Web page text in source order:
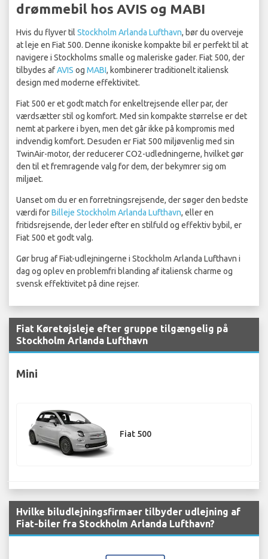
drømmebil hos AVIS og MABI
Hvis du flyver til Stockholm Arlanda Lufthavn, bør du overveje
at leje en Fiat 500. Denne ikoniske kompakte bil er perfekt til at
navigere i Stockholms smalle og maleriske gader. Fiat 500, der
tilbydes afAVIS og MABI, kombinerer traditionelt italiensk
design med moderne effektivitet.
Fiat 500 er et godt match for enkeltrejsende eller par, der
værdsætter stil og komfort. Med sin kompakte størrelse er det
nemt at parkere i byen, men det går ikke på kompromis med
indvendig komfort. Desuden er Fiat 500 miljøvenlig med sin
TwinAir-motor, der reducerer CO2-udledningerne, hvilket gør
den til et fremragende valg for dem, der bekymrer sig om
miljøet.
Uanset om du er en forretningsrejsende, der søger den bedste
værdi forBilleje Stockholm Arlanda Lufthavn, eller en
fritidsrejsende, der leder efter en stilfuld og effektiv bybil, er
Fiat 500 et godt valg.
Gør brug af Fiat-udlejningerne i Stockholm Arlanda Lufthavn i
dag og oplev en problemfri blanding af italiensk charme og
svensk effektivitet på dine rejser.
Fiat Køretøjsleje efter gruppe tilgængelig på
Stockholm Arlanda Lufthavn
Mini
Fiat 500
Hvilke biludlejningsfirmaer tilbyder udlejning af
Fiat-biler fra Stockholm Arlanda Lufthavn?